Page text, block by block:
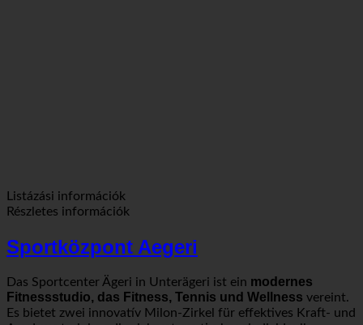
Listázási információk
Das Sportcenter Ägeri in Unterägeri ist einmodernes
Fitnessstudio, das Fitness, Tennis und Wellnessvereint.